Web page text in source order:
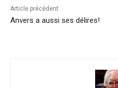
Article précédent
Anvers a aussi ses délires!